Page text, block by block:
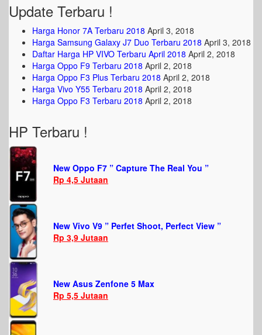
Update Terbaru !
Harga Honor 7A Terbaru 2018 April 3, 2018
Harga Samsung Galaxy J7 Duo Terbaru 2018 April 3, 2018
Daftar Harga HP VIVO Terbaru April 2018 April 2, 2018
Harga Oppo F9 Terbaru 2018 April 2, 2018
Harga Oppo F3 Plus Terbaru 2018 April 2, 2018
Harga Vivo Y55 Terbaru 2018 April 2, 2018
Harga Oppo F3 Terbaru 2018 April 2, 2018
HP Terbaru !
New Oppo F7 ” Capture The Real You ”
Rp 4,5 Jutaan
New Vivo V9 ” Perfet Shoot, Perfect View ”
Rp 3,9 Jutaan
New Asus Zenfone 5 Max
Rp 5,5 Jutaan